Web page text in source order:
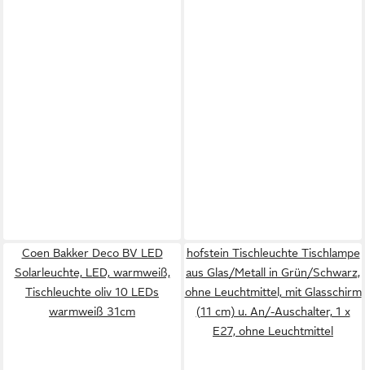
Coen Bakker Deco BV LED
Solarleuchte, LED, warmweiß,
Tischleuchte oliv 10 LEDs
warmweiß 31cm
hofstein Tischleuchte Tischlampe
aus Glas/Metall in Grün/Schwarz,
ohne Leuchtmittel, mit Glasschirm
(11 cm) u. An/-Auschalter, 1 x
E27, ohne Leuchtmittel